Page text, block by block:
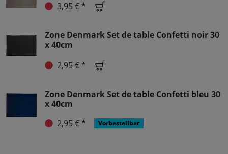
3,95 € *
Zone Denmark Set de table Confetti noir 30
x 40cm
2,95 € *
Zone Denmark Set de table Confetti bleu 30
x 40cm
2,95 € *
Vorbestellbar